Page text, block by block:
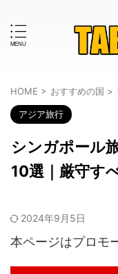
キーワードで検索する
#おすすめのタグ
お金事情
世界一周
旅の知恵
HOME > おすすめの国 >
アジア旅行
シンガポール
10選｜厳守す
2024年9月5日
本ページはプロモ